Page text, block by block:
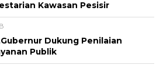
Kawasan Pesisir
Dukung Penilaian
Publik